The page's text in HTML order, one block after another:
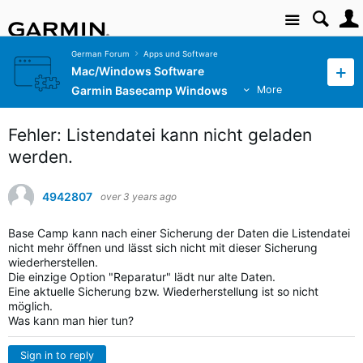
Site
German Forum Apps und Software
Mac/Windows Software
Garmin Basecamp Windows
More
Fehler: Listendatei kann nicht geladen
werden.
4942807 over 3 years ago
Base Camp kann nach einer Sicherung der Daten die Listendatei
nicht mehr öffnen und lässt sich nicht mit dieser Sicherung
wiederherstellen.
Die einzige Option "Reparatur" lädt nur alte Daten.
Eine aktuelle Sicherung bzw. Wiederherstellung ist so nicht
möglich.
Was kann man hier tun?
Sign in to reply